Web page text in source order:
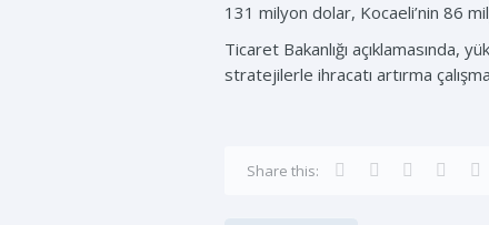
131 milyon dolar, Kocaeli’nin 86
Ticaret Bakanlığı
stratejilerle ihracatı artırma
Share this: